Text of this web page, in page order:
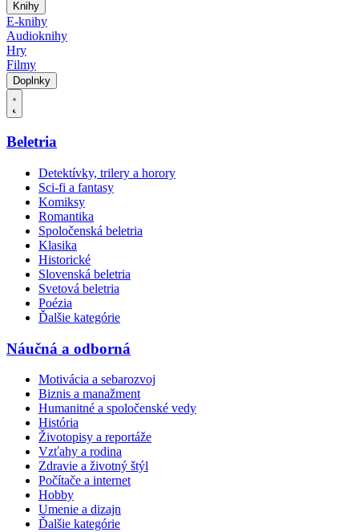
Knihy
E-knihy
Audioknihy
Hry
Filmy
Doplnky
Beletria
Detektívky, trilery a horory
Sci-fi a fantasy
Komiksy
Romantika
Spoločenská beletria
Klasika
Historické
Slovenská beletria
Svetová beletria
Poézia
Ďalšie kategórie
Náučná a odborná
Motivácia a sebarozvoj
Biznis a manažment
Humanitné a spoločenské vedy
História
Životopisy a reportáže
Vzťahy a rodina
Zdravie a životný štýl
Počítače a internet
Hobby
Umenie a dizajn
Ďalšie kategórie